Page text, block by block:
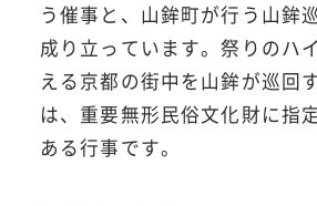
う催事と、山鉾町が行う山鉾
成り立っています。祭りのハ
える京都の街中を山鉾が巡回
は、重要無形民俗文化財に指
ある行事です。